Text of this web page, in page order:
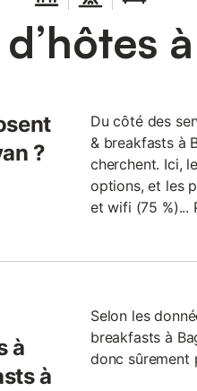
?
Du côté des
& breakfasts à
cherchent. Ici,
options, et les
et wifi (75 %)...
à
à
Selon les
breakfasts à
donc sûrement